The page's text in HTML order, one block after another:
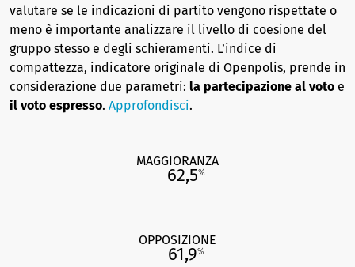
valutare se le indicazioni di partito vengono rispettate o
meno è importante analizzare il livello di coesione del
gruppo stesso e degli schieramenti. L’indice di
compattezza, indicatore originale di Openpolis, prende in
considerazione due parametri: la partecipazione al voto e
il voto espresso. Approfondisci.
MAGGIORANZA
62,5%
OPPOSIZIONE
61,9%